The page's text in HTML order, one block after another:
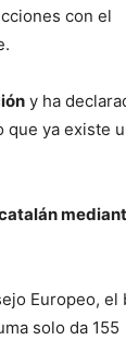
con el
y ha
que ya existe
Europeo, el
solo da 155